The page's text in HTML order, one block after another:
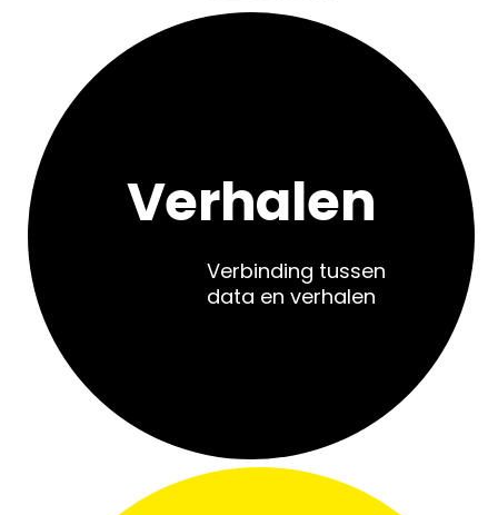
Verhalen
Verbinding tussen
data en verhalen